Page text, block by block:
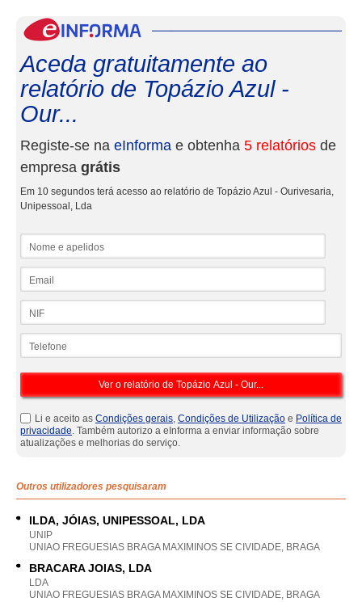
Aceda gratuitamente ao
relatório de Topázio Azul -
Our...
Registe-se na eInforma e obtenha 5 relatórios de
empresa grátis
Em 10 segundos terá acesso ao relatório de Topázio Azul - Ourivesaria,
Unipessoal, Lda
Li e aceito as Condições gerais, Condições de Utilização e Política de
privacidade. Também autorizo a eInforma a enviar informação sobre
atualizações e melhorias do serviço.
Outros utilizadores pesquisaram
ILDA, JÓIAS, UNIPESSOAL, LDA
UNIP
UNIAO FREGUESIAS BRAGA MAXIMINOS SE CIVIDADE, BRAGA
BRACARA JOIAS, LDA
LDA
UNIAO FREGUESIAS BRAGA MAXIMINOS SE CIVIDADE, BRAGA